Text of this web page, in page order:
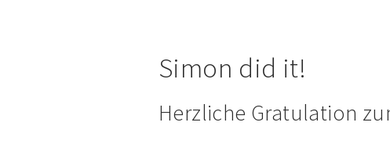
Simon did it!
Herzliche Gratulation